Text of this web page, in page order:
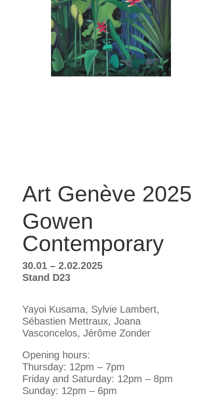
Art Genève 2025
Gowen
Contemporary
30.01 – 2.02.2025
Stand D23
Yayoi Kusama, Sylvie Lambert,
Sébastien Mettraux, Joana
Vasconcelos, Jérôme Zonder
Opening hours:
Thursday: 12pm – 7pm
Friday and Saturday: 12pm – 8pm
Sunday: 12pm – 6pm